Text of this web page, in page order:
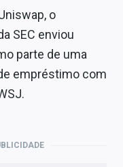
o
SEC enviou
parte de uma
empréstimo com